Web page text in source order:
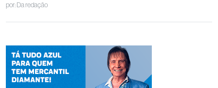
por:Da redação